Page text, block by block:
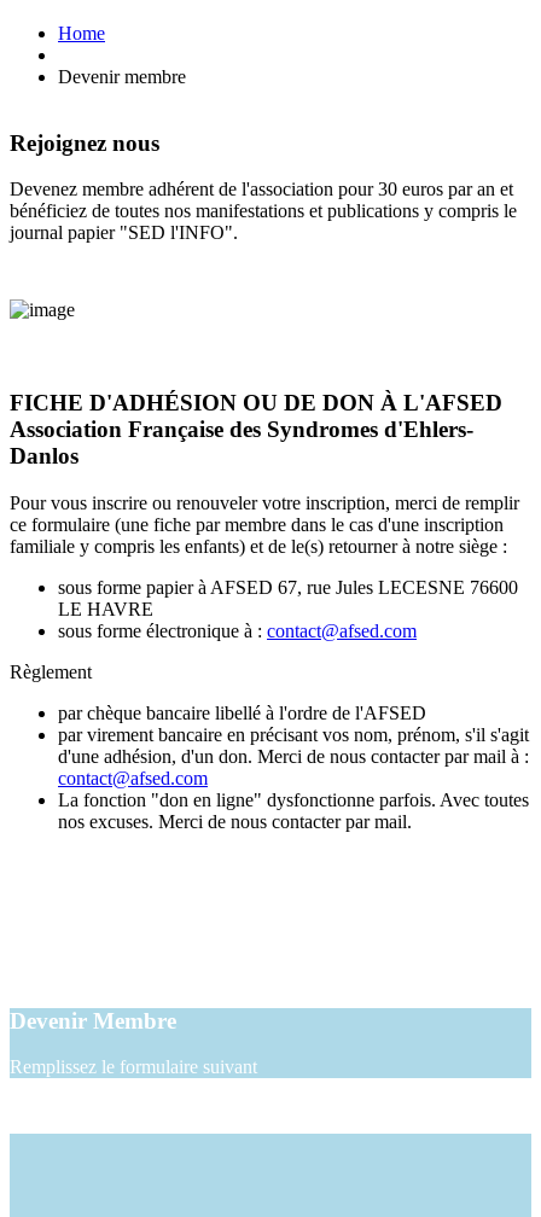
Home
Devenir membre
Rejoignez nous
Devenez membre adhérent de l'association pour 30 euros par an et
bénéficiez de toutes nos manifestations et publications y compris le
journal papier "SED l'INFO".
FICHE D'ADHÉSION OU DE DON À L'AFSED
Association Française des Syndromes d'Ehlers-
Danlos
Pour vous inscrire ou renouveler votre inscription, merci de remplir
ce formulaire (une fiche par membre dans le cas d'une inscription
familiale y compris les enfants) et de le(s) retourner à notre siège :
sous forme papier à AFSED 67, rue Jules LECESNE 76600
LE HAVRE
sous forme électronique à : contact@afsed.com
Règlement
par chèque bancaire libellé à l'ordre de l'AFSED
par virement bancaire en précisant vos nom, prénom, s'il s'agit
d'une adhésion, d'un don. Merci de nous contacter par mail à :
contact@afsed.com
La fonction "don en ligne" dysfonctionne parfois. Avec toutes
nos excuses. Merci de nous contacter par mail.
Devenir Membre
Remplissez le formulaire suivant